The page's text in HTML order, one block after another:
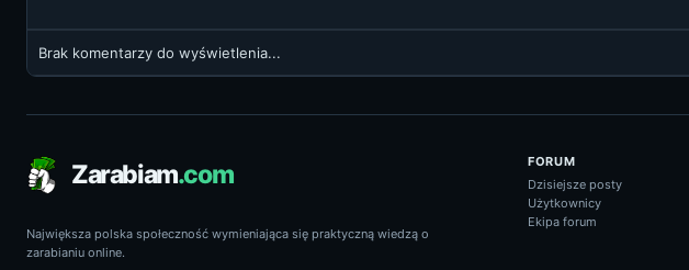
Brak komentarzy do wyświetlenia...
Zarabiam.com
Największa polska społeczność wymieniająca się praktyczną wiedzą o
zarabianiu online.
FORUM
Dzisiejsze posty
Użytkownicy
Ekipa forum